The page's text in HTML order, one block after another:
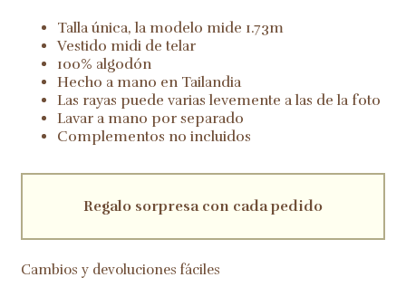
Talla única, la modelo mide 1.73m
Vestido midi de telar
100% algodón
Hecho a mano en Tailandia
Las rayas puede varias levemente a las de la foto
Lavar a mano por separado
Complementos no incluidos
Regalo sorpresa con cada pedido
Cambios y devoluciones fáciles